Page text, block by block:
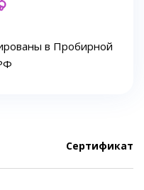
в Пробирной
Сертификат